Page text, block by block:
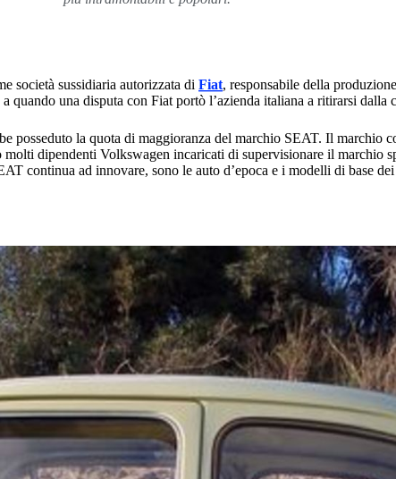
società sussidiaria autorizzata di Fiat, responsabile della
una disputa con Fiat portò l’azienda italiana a ritirarsi dalla
posseduto la quota di maggioranza del marchio SEAT. Il marchio
dipendenti Volkswagen incaricati di supervisionare il marchio
continua ad innovare, sono le auto d’epoca e i modelli di base